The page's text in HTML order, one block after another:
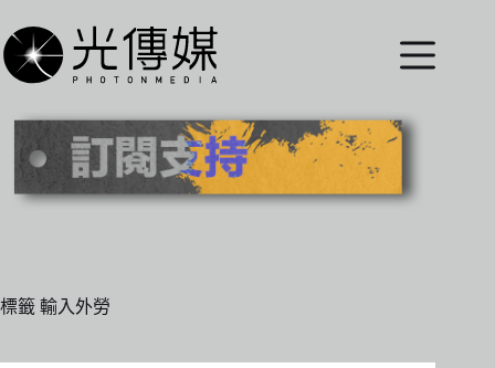
至
主
內
標籤 輸入外勞